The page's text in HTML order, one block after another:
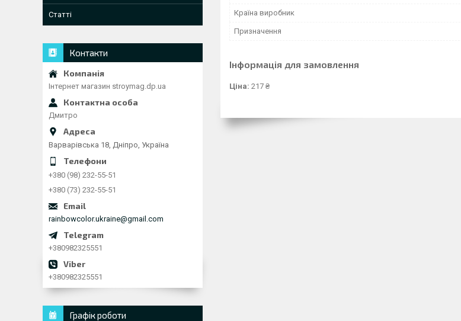
Країна виробник
Призначення
Інформація для замовлення
Ціна: 217 ₴
Статті
Контакти
Інтернет магазин stroymag.dp.ua
Дмитро
Варварівська 18, Дніпро, Україна
+380 (98) 232-55-51
+380 (73) 232-55-51
rainbowcolor.ukraine@gmail.com
+380982325551
+380982325551
Графік роботи